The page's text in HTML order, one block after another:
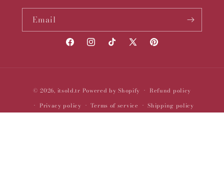
Email
FacebookInstagramTikTokX
Pinterest
methods
© 2026, itsold.tr Powered by Shopify
Refund policy
Privacy policy
Terms of service
Shipping policy